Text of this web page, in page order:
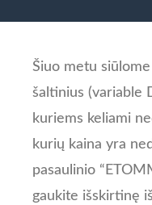
Šiuo metu
šaltinius (variable
kuriems keliami
kurių kaina yra
pasaulinio
gaukite išskirtinę